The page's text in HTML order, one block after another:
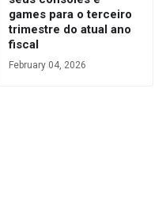
games para o terceiro
trimestre do atual ano
fiscal
February 04, 2026